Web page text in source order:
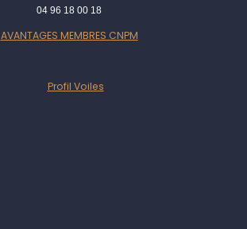
04 96 18 00 18
AVANTAGES MEMBRES CNPM